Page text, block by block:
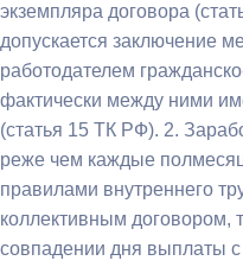
экземпляра договора
допускается заключение
работодателем
фактически между ними
(статья 15 ТК РФ). 2.
реже чем каждые
правилами внутреннего
коллективным договором,
совпадении дня выплаты